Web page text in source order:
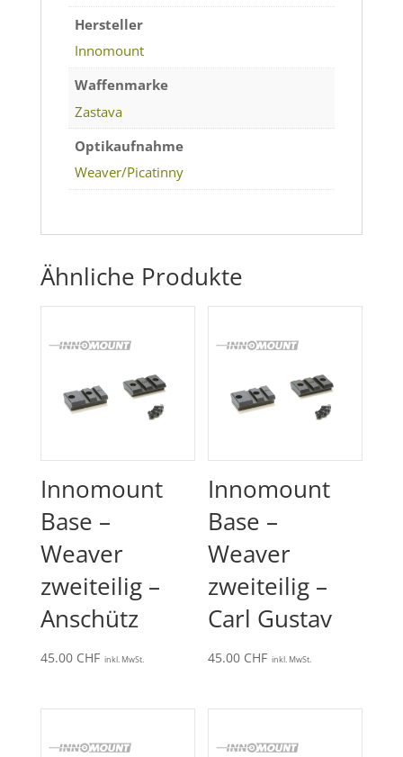
Hersteller
Innomount
Waffenmarke
Zastava
Optikaufnahme
Weaver/Picatinny
Ähnliche Produkte
Innomount
Base –
Weaver
zweiteilig –
Anschütz
45.00 CHF inkl. MwSt.
Innomount
Base –
Weaver
zweiteilig –
Carl Gustav
45.00 CHF inkl. MwSt.